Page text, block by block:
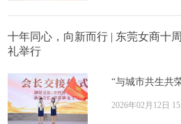
十年同心，向新而行 | 东莞女商十
礼举行
“与城市共生共
2026年02月12日